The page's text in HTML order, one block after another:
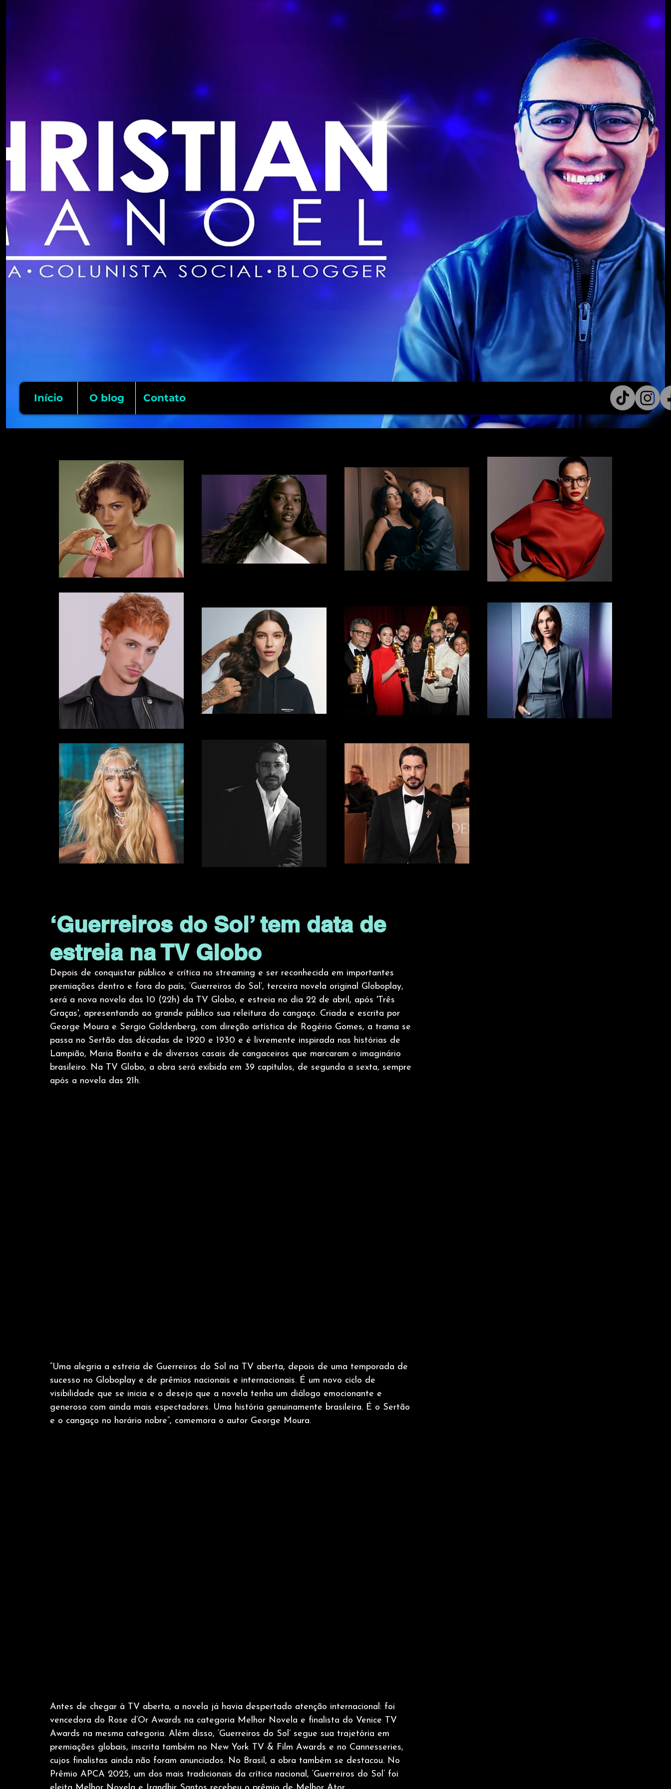
Início O blog Contato
‘Guerreiros do Sol’ tem data de
estreia na TV Globo
Depois de conquistar público e crítica no streaming e ser reconhecida em importantes
premiações dentro e fora do país, ‘Guerreiros do Sol’, terceira novela original Globoplay,
será a nova novela das 10 (22h) da TV Globo, e estreia no dia 22 de abril, após 'Três
Graças', apresentando ao grande público sua releitura do cangaço. Criada e escrita por
George Moura e Sergio Goldenberg, com direção artística de Rogério Gomes, a trama se
passa no Sertão das décadas de 1920 e 1930 e é livremente inspirada nas histórias de
Lampião, Maria Bonita e de diversos casais de cangaceiros que marcaram o imaginário
brasileiro. Na TV Globo, a obra será exibida em 39 capítulos, de segunda a sexta, sempre
após a novela das 21h.
“Uma alegria a estreia de Guerreiros do Sol na TV aberta, depois de uma temporada de
sucesso no Globoplay e de prêmios nacionais e internacionais. É um novo ciclo de
visibilidade que se inicia e o desejo que a novela tenha um diálogo emocionante e
generoso com ainda mais espectadores. Uma história genuinamente brasileira. É o Sertão
e o cangaço no horário nobre”, comemora o autor George Moura.
Antes de chegar à TV aberta, a novela já havia despertado atenção internacional: foi
vencedora do Rose d’Or Awards na categoria Melhor Novela e finalista do Venice TV
Awards na mesma categoria. Além disso, ‘Guerreiros do Sol’ segue sua trajetória em
premiações globais, inscrita também no New York TV & Film Awards e no Cannesseries,
cujos finalistas ainda não foram anunciados. No Brasil, a obra também se destacou. No
Prêmio APCA 2025, um dos mais tradicionais da crítica nacional, ‘Guerreiros do Sol’ foi